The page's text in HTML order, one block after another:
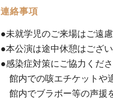
連絡事項
●未就学児のご来場はご遠
●本公演は途中休憩はござ
●感染症対策にご協力くだ
館内での咳エチケットや
館内でブラボー等の声援